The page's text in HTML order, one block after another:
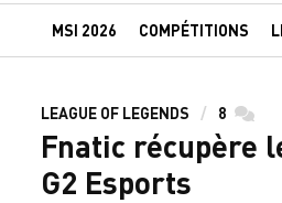
MSI 2026 COMPÉTITIONS
LEAGUE OF LEGENDS 8
Fnatic récupère
G2 Esports